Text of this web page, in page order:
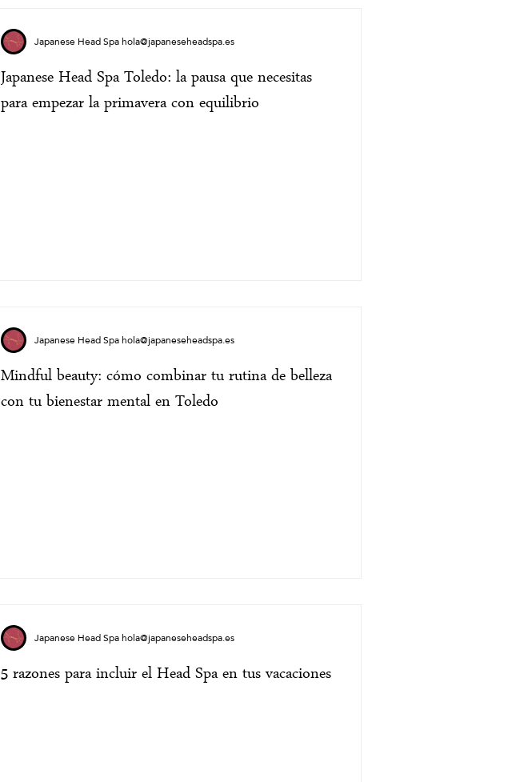
Japanese Head Spa Toledo: la pausa que necesitas
para empezar la primavera con equilibrio
Japanese Head Spa hola@japaneseheadspa.es
Mindful beauty: cómo combinar tu rutina de belleza
con tu bienestar mental en Toledo
Japanese Head Spa hola@japaneseheadspa.es
5 razones para incluir el Head Spa en tus vacaciones
Japanese Head Spa hola@japaneseheadspa.es